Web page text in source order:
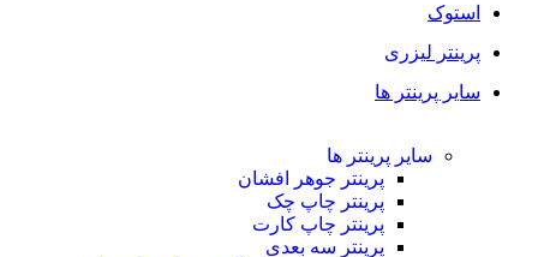
استوک
پرینتر لیزری
سایر پرینتر ها
سایر پرینتر ها
پرینتر جوهر افشان
پرینتر چاپ چک
پرینتر چاپ کارت
پرینتر سه بعدی